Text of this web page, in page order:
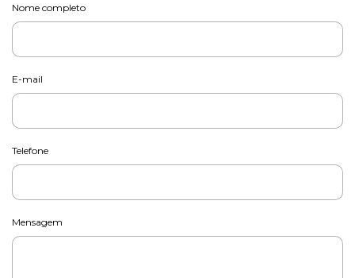
Nome completo
E-mail
Telefone
Mensagem